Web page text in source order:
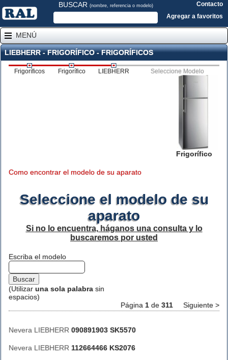
BUSCAR (nombre, referencia o modelo)
Contacto
Agregar a favoritos
MENÚ
LIEBHERR - FRIGORÍFICO - FRIGORÍFICOS
Frigoríficos Frigorífico LIEBHERR Seleccione Modelo
Frigorífico
Como encontrar el modelo de su aparato
Seleccione el modelo de su
aparato
Si no lo encuentra, háganos una consulta y lo
buscaremos por usted
Escriba el modelo
(Utilizar una sola palabra sin
espacios)
Página 1 de 311 Siguiente >
Nevera LIEBHERR 090891903 SK5570
Nevera LIEBHERR 112664466 KS2076